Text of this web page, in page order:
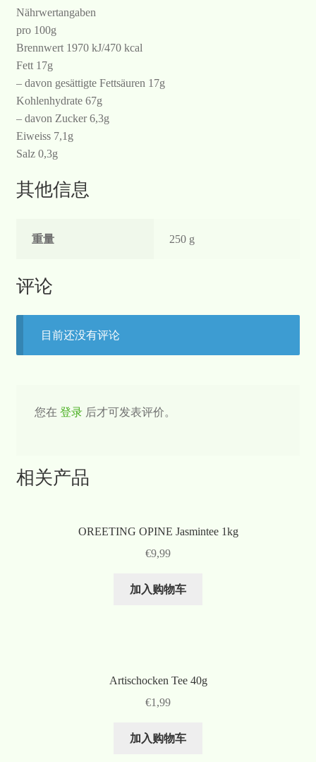
Nährwertangaben
pro 100g
Brennwert 1970 kJ/470 kcal
Fett 17g
– davon gesättigte Fettsäuren 17g
Kohlenhydrate 67g
– davon Zucker 6,3g
Eiweiss 7,1g
Salz 0,3g
其他信息
重量 250 g
评论
目前还没有评论
您在 登录后才可发表评价。
相关产品
OREETING OPINE Jasmintee 1kg
€9,99
加入购物车
Artischocken Tee 40g
€1,99
加入购物车